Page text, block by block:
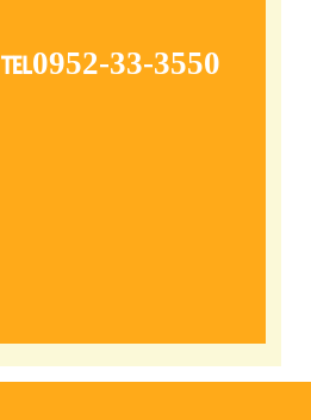
℡0952-33-3550